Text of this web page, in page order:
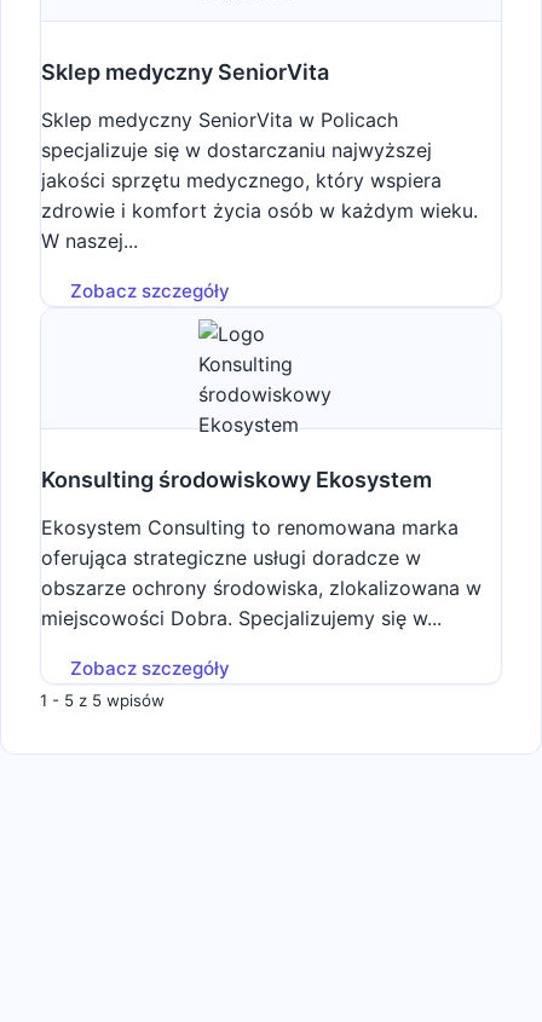
Sklep medyczny SeniorVita
Sklep medyczny SeniorVita w Policach
specjalizuje się w dostarczaniu najwyższej
jakości sprzętu medycznego, który wspiera
zdrowie i komfort życia osób w każdym wieku.
W naszej...
Zobacz szczegóły
Konsulting środowiskowy Ekosystem
Ekosystem Consulting to renomowana marka
oferująca strategiczne usługi doradcze w
obszarze ochrony środowiska, zlokalizowana w
miejscowości Dobra. Specjalizujemy się w...
Zobacz szczegóły
1 - 5 z 5 wpisów